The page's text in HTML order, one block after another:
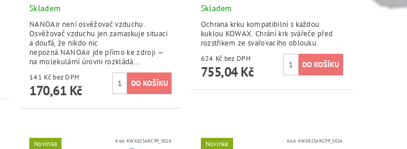
Skladem
NANOAir není osvěžovač vzduchu.
Osvěžovač vzduchu jen zamaskuje situaci
a doufá, že nikdo nic
nepozná.NANOAir jde přímo ke zdroji —
na molekulární úrovni rozkládá...
141 Kč bez DPH
170,61 Kč
Skladem
Ochrana krku kompatibilní s každou
kuklou KOWAX. Chrání krk svářeče před
rozstřikem ze svařovacího oblouku.
624 Kč bez DPH
755,04 Kč
Novinka Kód: KWX825ARCPP_S02A Novinka Kód: KWX825ARCPP_S01A